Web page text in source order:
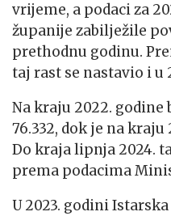
vrijeme, a podaci za
županije zabilježile
prethodnu godinu.
taj rast se nastavio i u
Na kraju 2022.
76.332, dok je na kraju
Do kraja lipnja 2024.
prema podacima
U 2023. godini